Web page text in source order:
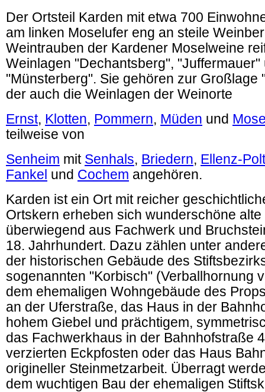
Der Ortsteil Karden mit etwa 700
am linken Moselufer eng an steile
Weintrauben der Kardener Moselweine
Weinlagen "Dechantsberg", "Juffermauer"
"Münsterberg". Sie gehören zur Großlage
der auch die Weinlagen der Weinorte
Ernst, Klotten, Pommern, Müden und
teilweise von
Senheim mit Senhals, Briedern, Ellenz-
Fankel und Cochem angehören.
Karden ist ein Ort mit reicher
Ortskern erheben sich wunderschöne alte
überwiegend aus Fachwerk und
18. Jahrhundert. Dazu zählen unter
der historischen Gebäude des
sogenannten "Korbisch" (Verballhornung
dem ehemaligen Wohngebäude des
an der Uferstraße, das Haus in der
hohem Giebel und prächtigem,
das Fachwerkhaus in der Bahnhofstraße
verzierten Eckpfosten oder das Haus
origineller Steinmetzarbeit. Überragt
dem wuchtigen Bau der ehemaligen